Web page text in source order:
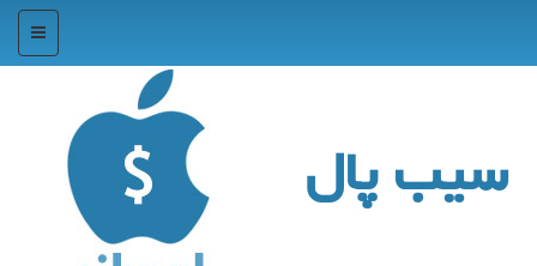
منو
سیب پال